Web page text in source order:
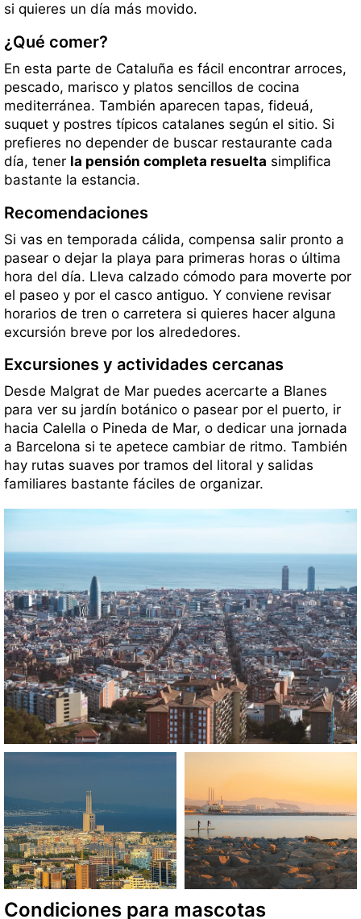
si quieres un día más movido.
¿Qué comer?
En esta parte de Cataluña es fácil encontrar arroces,
pescado, marisco y platos sencillos de cocina
mediterránea. También aparecen tapas, fideuá,
suquet y postres típicos catalanes según el sitio. Si
prefieres no depender de buscar restaurante cada
día, tener la pensión completa resuelta simplifica
bastante la estancia.
Recomendaciones
Si vas en temporada cálida, compensa salir pronto a
pasear o dejar la playa para primeras horas o última
hora del día. Lleva calzado cómodo para moverte por
el paseo y por el casco antiguo. Y conviene revisar
horarios de tren o carretera si quieres hacer alguna
excursión breve por los alrededores.
Excursiones y actividades cercanas
Desde Malgrat de Mar puedes acercarte a Blanes
para ver su jardín botánico o pasear por el puerto, ir
hacia Calella o Pineda de Mar, o dedicar una jornada
a Barcelona si te apetece cambiar de ritmo. También
hay rutas suaves por tramos del litoral y salidas
familiares bastante fáciles de organizar.
Condiciones para mascotas